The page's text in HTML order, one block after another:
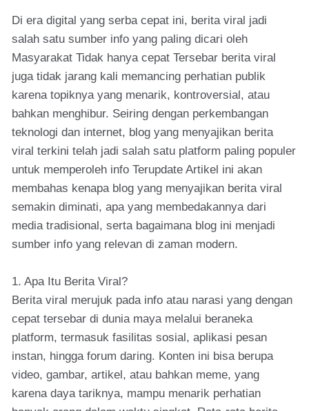
Di era digital yang serba cepat ini, berita viral jadi
salah satu sumber info yang paling dicari oleh
Masyarakat Tidak hanya cepat Tersebar berita viral
juga tidak jarang kali memancing perhatian publik
karena topiknya yang menarik, kontroversial, atau
bahkan menghibur. Seiring dengan perkembangan
teknologi dan internet, blog yang menyajikan berita
viral terkini telah jadi salah satu platform paling populer
untuk memperoleh info Terupdate Artikel ini akan
membahas kenapa blog yang menyajikan berita viral
semakin diminati, apa yang membedakannya dari
media tradisional, serta bagaimana blog ini menjadi
sumber info yang relevan di zaman modern.
1. Apa Itu Berita Viral?
Berita viral merujuk pada info atau narasi yang dengan
cepat tersebar di dunia maya melalui beraneka
platform, termasuk fasilitas sosial, aplikasi pesan
instan, hingga forum daring. Konten ini bisa berupa
video, gambar, artikel, atau bahkan meme, yang
karena daya tariknya, mampu menarik perhatian